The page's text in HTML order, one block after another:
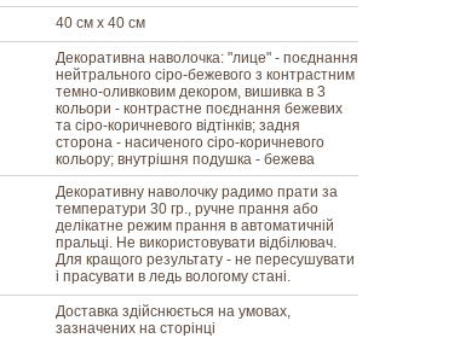
40 см х 40 см
Декоративна наволочка: "лице" - поєднання
нейтрального сіро-бежевого з контрастним
темно-оливковим декором, вишивка в 3
кольори - контрастне поєднання бежевих
та сіро-коричневого відтінків; задня
сторона - насиченого сіро-коричневого
кольору; внутрішня подушка - бежева
Декоративну наволочку радимо прати за
температури 30 гр., ручне прання або
делікатне режим прання в автоматичній
пральці. Не використовувати відбілювач.
Для кращого результату - не пересушувати
і прасувати в ледь вологому стані.
Доставка здійснюється на умовах,
зазначених на сторінці